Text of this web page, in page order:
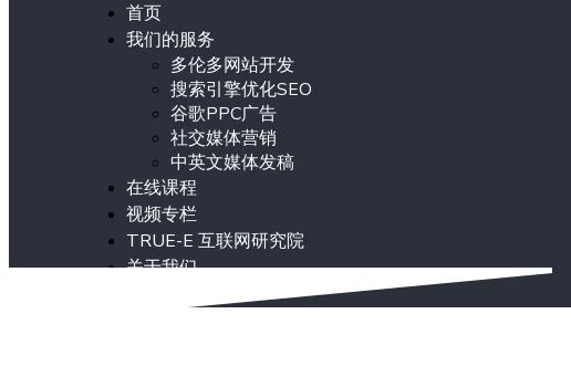
首页
我们的服务
多伦多网站开发
搜索引擎优化SEO
谷歌PPC广告
社交媒体营销
中英文媒体发稿
在线课程
视频专栏
TRUE-E 互联网研究院
关于我们